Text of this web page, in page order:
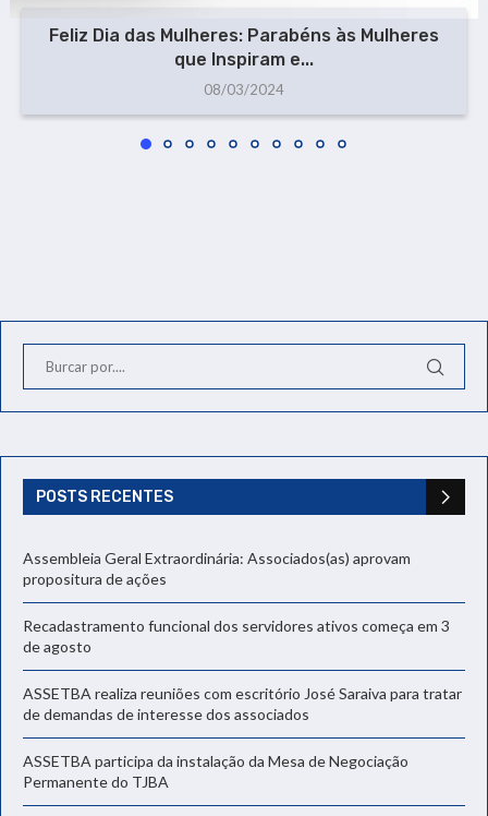
Feliz Dia das Mulheres: Parabéns às Mulheres
que Inspiram e...
08/03/2024
POSTS RECENTES
Assembleia Geral Extraordinária: Associados(as) aprovam
propositura de ações
Recadastramento funcional dos servidores ativos começa em 3
de agosto
ASSETBA realiza reuniões com escritório José Saraiva para tratar
de demandas de interesse dos associados
ASSETBA participa da instalação da Mesa de Negociação
Permanente do TJBA